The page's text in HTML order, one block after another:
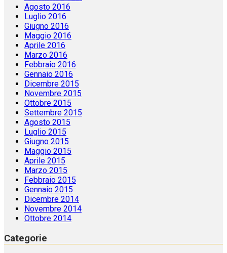
Agosto 2016
Luglio 2016
Giugno 2016
Maggio 2016
Aprile 2016
Marzo 2016
Febbraio 2016
Gennaio 2016
Dicembre 2015
Novembre 2015
Ottobre 2015
Settembre 2015
Agosto 2015
Luglio 2015
Giugno 2015
Maggio 2015
Aprile 2015
Marzo 2015
Febbraio 2015
Gennaio 2015
Dicembre 2014
Novembre 2014
Ottobre 2014
Categorie